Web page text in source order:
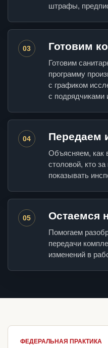
штрафы,
03 Готовим
Готовим
программу
с графиком
с подрядчиками
04 Передаем
Объясняем, как
столовой, кто
показывать
05 Остаемся
Помогаем
передачи
изменений в
ФЕДЕРАЛЬНАЯ ПРАКТИКА